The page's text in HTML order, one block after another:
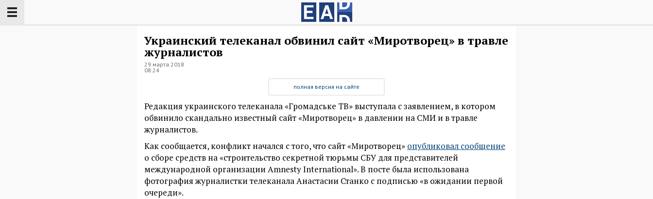
Украинский телеканал обвинил сайт «Миротворец» в травле
журналистов
29 марта 2018
08:24
полная версия на сайте
Редакция украинского телеканала «Громадське ТВ» выступала с заявлением, в котором
обвинило скандально известный сайт «Миротворец» в давлении на СМИ и в травле
журналистов.
Как сообщается, конфликт начался с того, что сайт «Миротворец» опубликовал сообщение
о сборе средств на «строительство секретной тюрьмы СБУ для представителей
международной организации Amnesty International». В посте была использована
фотография журналистки телеканала Анастасии Станко с подписью «в ожидании первой
очереди».